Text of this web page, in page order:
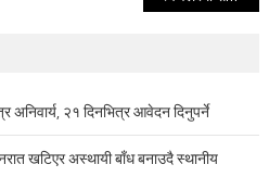
अनिवार्य, २१ दिनभित्र आवेदन दिनुपर्ने
खटिएर अस्थायी बाँध बनाउदै स्थानीय